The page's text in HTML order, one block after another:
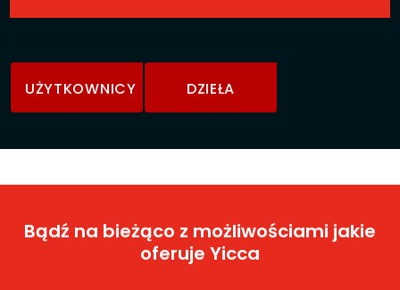
UŻYTKOWNICY DZIEŁA
Bądź na bieżąco z możliwościami jakie
oferuje Yicca